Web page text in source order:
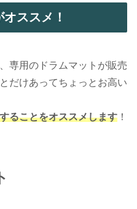
ススメ！
専用のドラムマットが販売
だけあってちょっとお高い
ることをオススメします ！